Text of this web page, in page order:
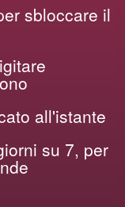
sbloccare il
all'istante
su 7, per